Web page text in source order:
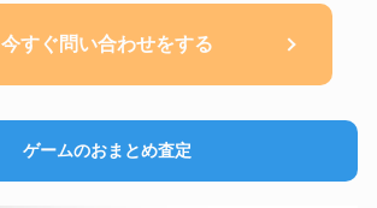
今すぐ問い合わせをする
ゲームのおまとめ査定